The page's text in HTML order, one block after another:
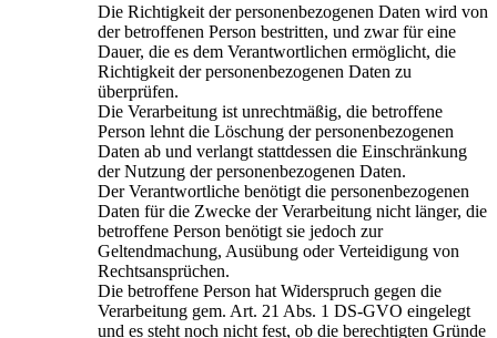
Die Richtigkeit der personenbezogenen Daten wird von
der betroffenen Person bestritten, und zwar für eine
Dauer, die es dem Verantwortlichen ermöglicht, die
Richtigkeit der personenbezogenen Daten zu
überprüfen.
Die Verarbeitung ist unrechtmäßig, die betroffene
Person lehnt die Löschung der personenbezogenen
Daten ab und verlangt stattdessen die Einschränkung
der Nutzung der personenbezogenen Daten.
Der Verantwortliche benötigt die personenbezogenen
Daten für die Zwecke der Verarbeitung nicht länger, die
betroffene Person benötigt sie jedoch zur
Geltendmachung, Ausübung oder Verteidigung von
Rechtsansprüchen.
Die betroffene Person hat Widerspruch gegen die
Verarbeitung gem. Art. 21 Abs. 1 DS-GVO eingelegt
und es steht noch nicht fest, ob die berechtigten Gründe